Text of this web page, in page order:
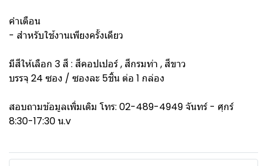
คำเตือน
- สำหรับใช้งานเพียงครั้งเดียว
มีสีให้เลือก 3 สี : สีคอปเปอร์ , สีกรมท่า , สีขาว
บรรจุ 24 ซอง / ซองละ 5ชิ้น ต่อ 1 กล่อง
สอบถามข้อมูลเพิ่มเติม โทร: 02-489-4949 จันทร์ - ศุกร์
8:30-17:30 น.v